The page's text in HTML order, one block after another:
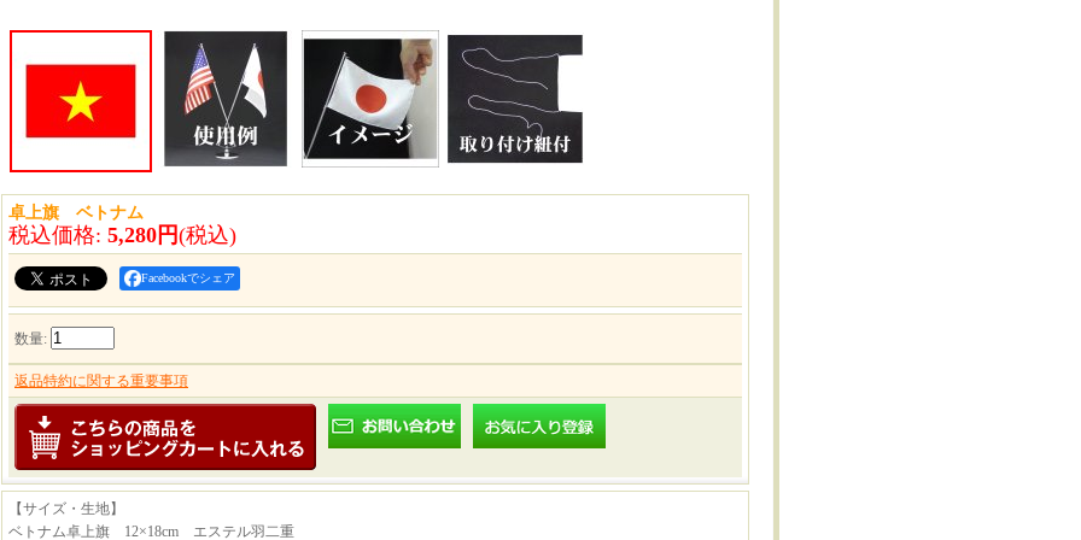
卓上旗 ベトナム
税込価格: 5,280円(税込)
Facebookでシェア
数量:
返品特約に関する重要事項
【サイズ・生地】
ベトナム卓上旗 12×18cm エステル羽二重